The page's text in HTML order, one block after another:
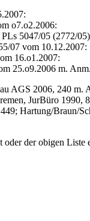
o7.o2.2006:
5047/05 (2772/
07 vom 10.12.2007:
16.o1.2007:
25.o9.2006 m.
AGS 2006, 240
JurBüro
Hartung/Braun/
der obigen